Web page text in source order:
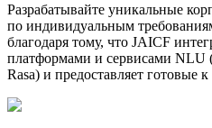
Разрабатывайте уникальные
по индивидуальным
благодаря тому, что JAICF
платформами и сервисами NLU
Rasa) и предоставляет